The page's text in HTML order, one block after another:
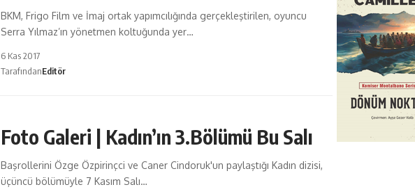
BKM, Frigo Film ve İmaj ortak yapımcılığında gerçekleştirilen, oyuncu
Serra Yılmaz’ın yönetmen koltuğunda yer…
6 Kas 2017
TarafındanEditör
Foto Galeri | Kadın’ın 3.Bölümü Bu Salı
Başrollerini Özge Özpirinçci ve Caner Cindoruk'un paylaştığı Kadın dizisi,
üçüncü bölümüyle 7 Kasım Salı…